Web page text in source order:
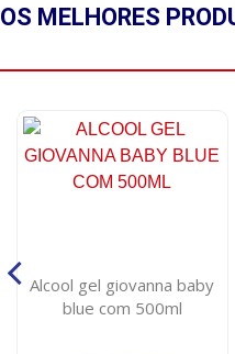
OS MELHORES
Alcool gel giovanna baby
blue com 500ml